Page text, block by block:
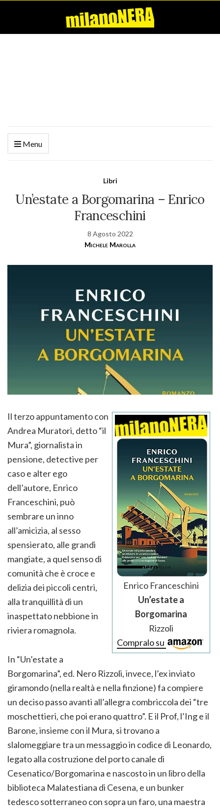
Menu
Libri
Un’estate a Borgomarina – Enrico
Franceschini
8 Agosto 2022
Michele Marolla
Enrico Franceschini
Un’estate a
Borgomarina
Rizzoli
Compralo su
Il terzo appuntamento con
Andrea Muratori, detto “il
Mura”, giornalista in
pensione, detective per
caso e alter ego
dell’autore, Enrico
Franceschini, può
sembrare un inno
all’amicizia, al sesso
spensierato, alle grandi
mangiate, a quel senso di
comunità che è croce e
delizia dei piccoli centri,
alla tranquillità di un
inaspettato nebbione in
riviera romagnola.
In “Un’estate a
Borgomarina”, ed. Nero Rizzoli,invece, l’ex inviato
giramondo (nella realtà e nella finzione) fa compiere
un deciso passo avanti all’allegra combriccola dei “tre
moschettieri, che poi erano quattro”. E il Prof, l’Ing e il
Barone, insieme con il Mura, si trovano a
slalomeggiare tra un messaggio in codice di Leonardo,
legato alla costruzione del porto canale di
Cesenatico/Borgomarina e nascosto in un libro della
biblioteca Malatestiana di Cesena, e un bunker
tedesco sotterraneo con sopra un faro, una maestra